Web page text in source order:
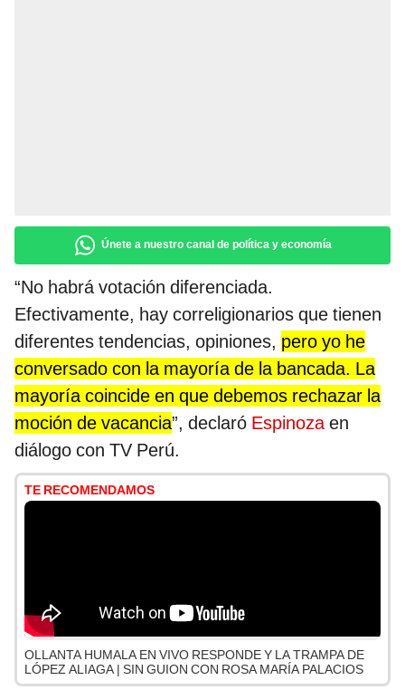
Únete a nuestro canal de política y economía
“No habrá votación diferenciada.
Efectivamente, hay correligionarios que tienen
diferentes tendencias, opiniones, pero yo he
conversado con la mayoría de la bancada. La
mayoría coincide en que debemos rechazar la
moción de vacancia”, declaró Espinozaen
diálogo con TV Perú.
TE RECOMENDAMOS
OLLANTA HUMALA EN VIVO RESPONDE Y LA TRAMPA DE
LÓPEZ ALIAGA | SIN GUION CON ROSA MARÍA PALACIOS